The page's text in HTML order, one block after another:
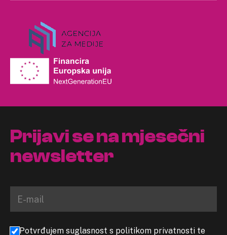
Prijavi se na mjesečni
newsletter
Potvrđujem suglasnost s politikom privatnosti te